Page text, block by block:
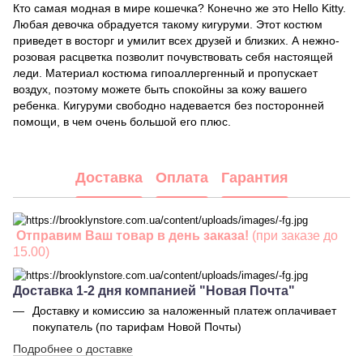
Кто самая модная в мире кошечка? Конечно же это Hello Kitty.
Любая девочка обрадуется такому кигуруми. Этот костюм
приведет в восторг и умилит всех друзей и близких. А нежно-
розовая расцветка позволит почувствовать себя настоящей
леди. Материал костюма гипоаллергенный и пропускает
воздух, поэтому можете быть спокойны за кожу вашего
ребенка. Кигуруми свободно надевается без посторонней
помощи, в чем очень большой его плюс.
Доставка Оплата Гарантия
Отправим Ваш товар в день заказа! (при заказе до
15.00)
Доставка 1-2 дня компанией "Новая Почта"
Доставку и комиссию за наложенный платеж оплачивает
покупатель (по тарифам Новой Почты)
Подробнее о доставке